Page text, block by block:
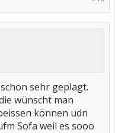
sehr geplagt.
wünscht man
können udn
Sofa weil es sooo